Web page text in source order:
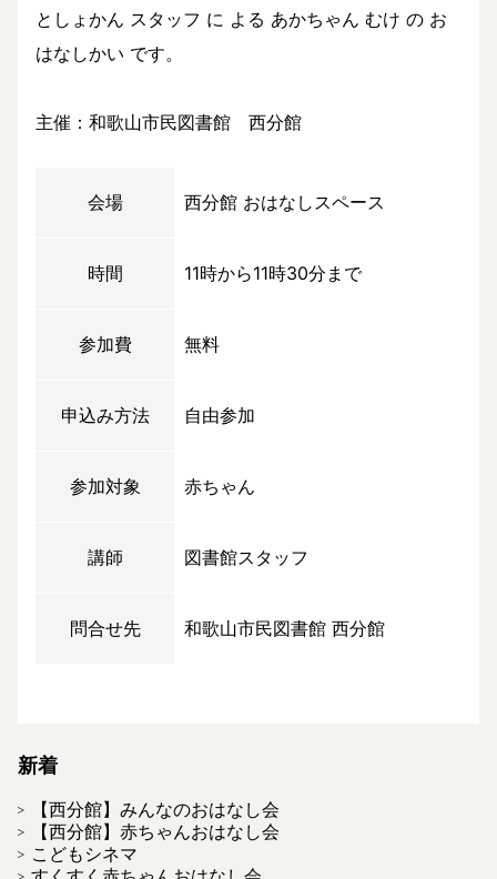
としょかん スタッフ に よる あかちゃん むけ の お
はなしかい です。
主催：和歌山市民図書館 西分館
会場 西分館 おはなしスペース
時間 11時から11時30分まで
参加費 無料
申込み方法 自由参加
参加対象 赤ちゃん
講師 図書館スタッフ
問合せ先 和歌山市民図書館 西分館
新着
【西分館】みんなのおはなし会
【西分館】赤ちゃんおはなし会
こどもシネマ